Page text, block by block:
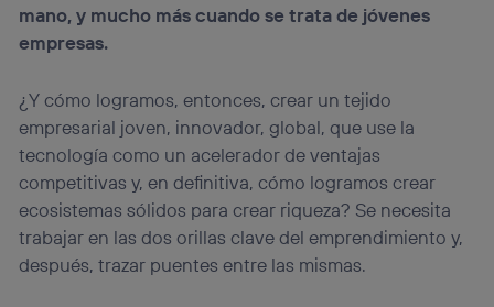
mano, y mucho más cuando se trata de jóvenes
empresas.
¿Y cómo logramos, entonces, crear un tejido
empresarial joven, innovador, global, que use la
tecnología como un acelerador de ventajas
competitivas y, en definitiva, cómo logramos crear
ecosistemas sólidos para crear riqueza? Se necesita
trabajar en las dos orillas clave del emprendimiento y,
después, trazar puentes entre las mismas.